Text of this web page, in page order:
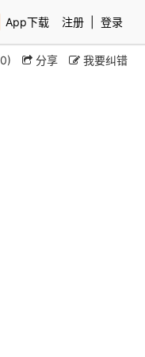
App下载 注册 登录
0) 分享 我要纠错